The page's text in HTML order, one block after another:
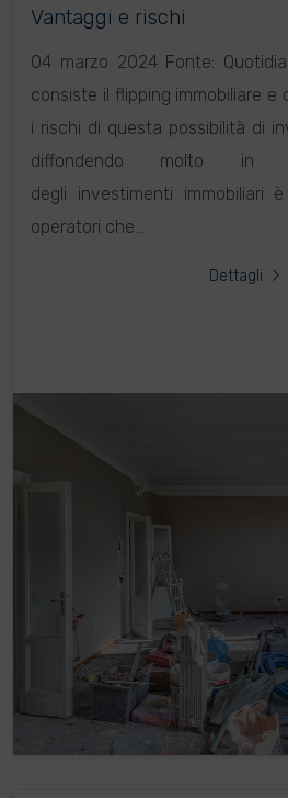
Vantaggi e rischi
04 marzo 2024 Fonte:
consiste il flipping immobiliare e
i rischi di questa possibilità di
diffondendo molto in
degli investimenti immobiliari
operatori che...
Dettagli